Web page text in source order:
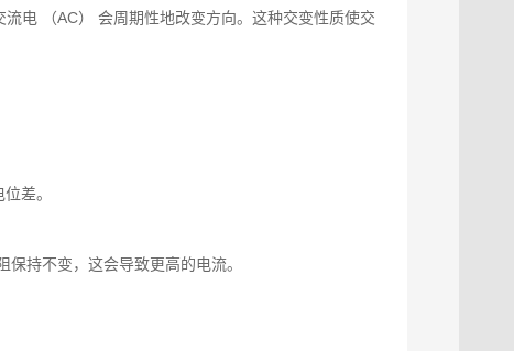
电 （AC） 会周期性地改变方向。这种交变性质使交
差。
持不变，这会导致更高的电流。